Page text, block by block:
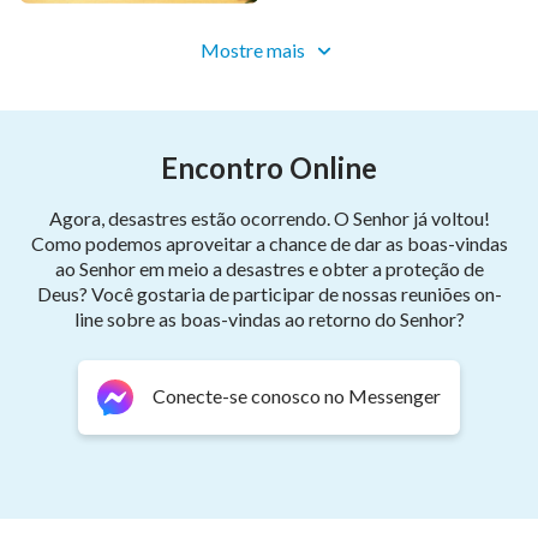
os princípios de Minha obra e para os decretos
administrativos que Eu estabeleci. Portanto, exorto
parem de fazer tanto mal e prestem atenção às
Me sentirei alegre. Se você fosse contribuir (ou doar)
para a verdade com um milésimo do esforço que você
coloca na carne, então, Eu digo que você não teria
transgressões e bocas podres com frequência. Isso
não é óbvio?
Quanto mais forem as suas transgressões, menores
serão suas chances de ganhar um bom destino. Em
contrapartida, quanto menos forem as suas
louvado por Deus. Se suas transgressões
Mostre mais
Encontro Online
Agora, desastres estão ocorrendo. O Senhor já voltou!
Como podemos aproveitar a chance de dar as boas-vindas
ao Senhor em meio a desastres e obter a proteção de
Deus? Você gostaria de participar de nossas reuniões on-
line sobre as boas-vindas ao retorno do Senhor?
Conecte-se conosco no Messenger